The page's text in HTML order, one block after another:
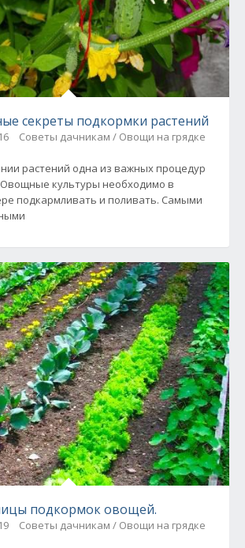
секреты подкормки растений
Советы дачникам / Овощи на грядке
растений одна из важных процедур
культуры необходимо в
подкармливать и поливать. Самыми
подкормок овощей.
Советы дачникам / Овощи на грядке